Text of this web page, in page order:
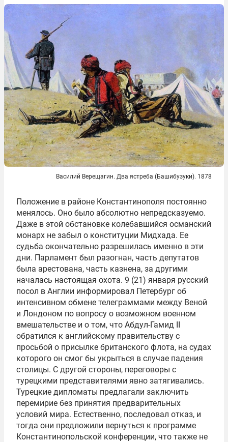
Василий Верещагин. Два ястреба (Башибузуки). 1878
Положение в районе Константинополя постоянно
менялось. Оно было абсолютно непредсказуемо.
Даже в этой обстановке колебавшийся османский
монарх не забыл о конституции Мидхада. Ее
судьба окончательно разрешилась именно в эти
дни. Парламент был разогнан, часть депутатов
была арестована, часть казнена, за другими
началась настоящая охота. 9 (21) января русский
посол в Англии информировал Петербург об
интенсивном обмене телеграммами между Веной
и Лондоном по вопросу о возможном военном
вмешательстве и о том, что Абдул-Гамид II
обратился к английскому правительству с
просьбой о присылке британского флота, на судах
которого он смог бы укрыться в случае падения
столицы. С другой стороны, переговоры с
турецкими представителями явно затягивались.
Турецкие дипломаты предлагали заключить
перемирие без принятия предварительных
условий мира. Естественно, последовал отказ, и
тогда они предложили вернуться к программе
Константинопольской конференции, что также не